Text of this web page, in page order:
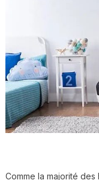
Comme la majorité